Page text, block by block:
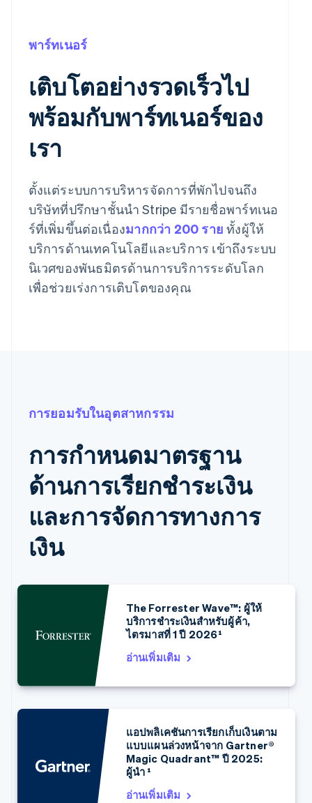
พาร์ทเนอร์
เติบโตอย่างรวดเร็วไป
พร้อมกับพาร์ทเนอร์ของ
เรา
ตั้งแต่ระบบการบริหารจัดการที่พักไปจนถึง
บริษัทที่ปรึกษาชั้นนำ Stripe มีรายชื่อพาร์ทเนอ
ร์ที่เพิ่มขึ้นต่อเนื่องมากกว่า 200 ราย ทั้งผู้ให้
บริการด้านเทคโนโลยีและบริการ เข้าถึงระบบ
นิเวศของพันธมิตรด้านการบริการระดับโลก
เพื่อช่วยเร่งการเติบโตของคุณ
การยอมรับในอุตสาหกรรม
การกำหนดมาตรฐาน
ด้านการเรียกชำระเงิน
และการจัดการทางการ
เงิน
The Forrester Wave™: ผู้ให้
บริการชำระเงินสำหรับผู้ค้า,
ไตรมาสที่ 1 ปี 2026¹
อ่านเพิ่มเติม
แอปพลิเคชันการเรียกเก็บเงินตาม
แบบแผนล่วงหน้าจาก Gartner®
Magic Quadrant™ ปี 2025:
ผู้นำ ¹
อ่านเพิ่มเติม
กรีซ
เขตบริหารพิเศษฮ่องกง ประเทศจีน
English 简体中文
แคนาดา
English
EnglishItaliano
จีนแผ่นดินใหญ่
English
English
English
ไทย
นิวซีแลนด์
เนเธอร์แลนด์